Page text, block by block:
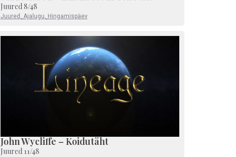
Juured 8/48
Juured , Ajalugu, Hingamispäev
John Wycliffe – Koidutäht
Juured 11/48